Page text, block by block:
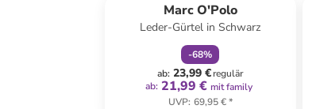
Marc O'Polo
Leder-Gürtel in Schwarz
-68%
ab: 23,99 €regulär
ab: 21,99 € mit family
UVP: 69,95 €*